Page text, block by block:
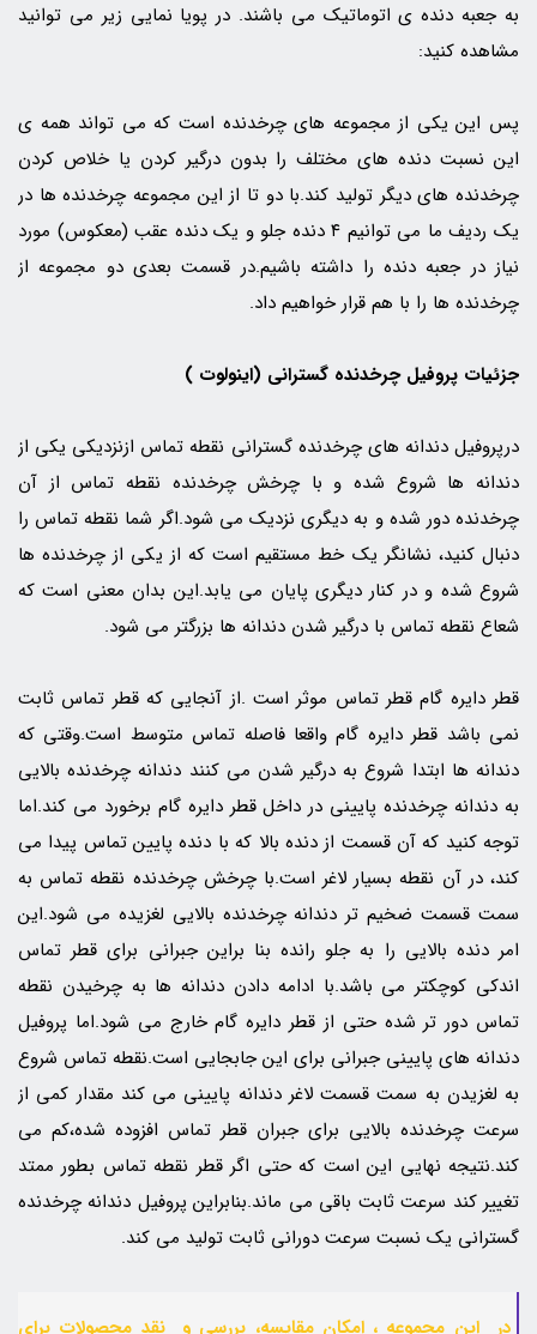
به جعبه دنده ی اتوماتیک می باشند. در پویا نمایی زیر می توانید
مشاهده کنید:
پس این یکی از مجموعه های چرخدنده است که می تواند همه ی
این نسبت دنده های مختلف را بدون درگیر کردن یا خلاص کردن
چرخدنده های دیگر تولید کند.با دو تا از این مجموعه چرخدنده ها در
یک ردیف ما می توانیم ۴ دنده جلو و یک دنده عقب (معکوس) مورد
نیاز در جعبه دنده را داشته باشیم.در قسمت بعدی دو مجموعه از
چرخدنده ها را با هم قرار خواهیم داد.
جزئیات پروفیل چرخدنده گسترانی (اینولوت )
درپروفیل دندانه های چرخدنده گسترانی نقطه تماس ازنزدیکی یکی از
دندانه ها شروع شده و با چرخش چرخدنده نقطه تماس از آن
چرخدنده دور شده و به دیگری نزدیک می شود.اگر شما نقطه تماس را
دنبال کنید، نشانگر یک خط مستقیم است که از یکی از چرخدنده ها
شروع شده و در کنار دیگری پایان می یابد.این بدان معنی است که
شعاع نقطه تماس با درگیر شدن دندانه ها بزرگتر می شود.
قطر دایره گام قطر تماس موثر است .از آنجایی که قطر تماس ثابت
نمی باشد قطر دایره گام واقعا فاصله تماس متوسط است.وقتی که
دندانه ها ابتدا شروع به درگیر شدن می کنند دندانه چرخدنده بالایی
به دندانه چرخدنده پایینی در داخل قطر دایره گام برخورد می کند.اما
توجه کنید که آن قسمت از دنده بالا که با دنده پایین تماس پیدا می
کند، در آن نقطه بسیار لاغر است.با چرخش چرخدنده نقطه تماس به
سمت قسمت ضخیم تر دندانه چرخدنده بالایی لغزیده می شود.این
امر دنده بالایی را به جلو رانده بنا براین جبرانی برای قطر تماس
اندکی کوچکتر می باشد.با ادامه دادن دندانه ها به چرخیدن نقطه
تماس دور تر شده حتی از قطر دایره گام خارج می شود.اما پروفیل
دندانه های پایینی جبرانی برای این جابجایی است.نقطه تماس شروع
به لغزیدن به سمت قسمت لاغر دندانه پایینی می کند مقدار کمی از
سرعت چرخدنده بالایی برای جبران قطر تماس افزوده شده،کم می
کند.نتیجه نهایی این است که حتی اگر قطر نقطه تماس بطور ممتد
تغییر کند سرعت ثابت باقی می ماند.بنابراین پروفیل دندانه چرخدنده
گسترانی یک نسبت سرعت دورانی ثابت تولید می کند.
در این مجموعه ، امکان مقایسه، بررسی و نقد محصولات برای